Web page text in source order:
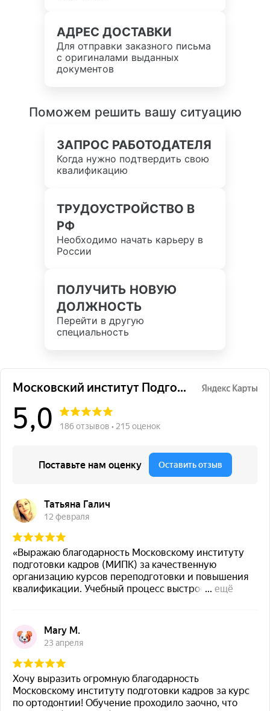
АДРЕС ДОСТАВКИ
Для отправки заказного письма
с оригиналами выданных
документов
Поможем решить вашу ситуацию
ЗАПРОС РАБОТОДАТЕЛЯ
Когда нужно подтвердить свою
квалификацию
ТРУДОУСТРОЙСТВО В
РФ
Необходимо начать карьеру в
России
ПОЛУЧИТЬ НОВУЮ
ДОЛЖНОСТЬ
Перейти в другую
специальность